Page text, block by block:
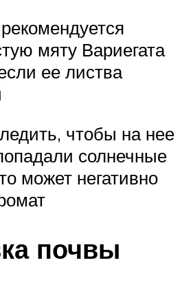
мяту Вариегата
ее листва
чтобы на нее
солнечные
может негативно
почвы